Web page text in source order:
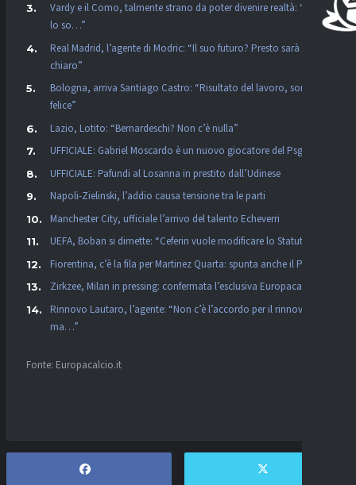
Vardy e il Como, talmente strano da poter divenire realtà: “Non
lo so…”
Real Madrid, l’agente di Modric: “Il suo futuro? Presto sarà
chiaro”
Bologna, arriva Santiago Castro: “Risultato del lavoro, sono
felice”
Lazio, Lotito: “Bernardeschi? Non c’è nulla”
UFFICIALE: Gabriel Moscardo è un nuovo giocatore del Psg
UFFICIALE: Pafundi al Losanna in prestito dall’Udinese
Napoli-Zielinski, l’addio causa tensione tra le parti
Manchester City, ufficiale l’arrivo del talento Echeverri
UEFA, Boban si dimette: “Ceferin vuole modificare lo Statuto”
Fiorentina, c’è la fila per Martinez Quarta: spunta anche il PSG
Zirkzee, Milan in pressing: confermata l’esclusiva Europacalcio!
Rinnovo Lautaro, l’agente: “Non c’è l’accordo per il rinnovo,
ma…”
Fonte: Europacalcio.it